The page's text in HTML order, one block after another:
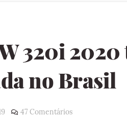
320i
no Brasil
47 Comentários